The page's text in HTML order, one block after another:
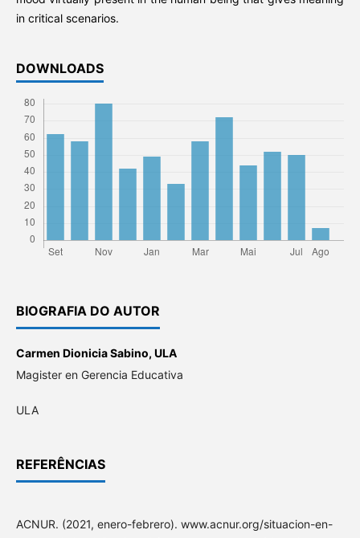
in critical scenarios.
DOWNLOADS
BIOGRAFIA DO AUTOR
Carmen Dionicia Sabino, ULA
Magister en Gerencia Educativa
ULA
REFERÊNCIAS
ACNUR. (2021, enero-febrero). www.acnur.org/situacion-en-